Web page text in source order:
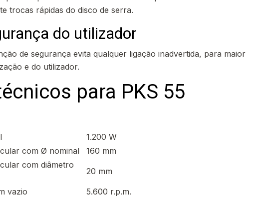
trocas rápidas do disco de serra.
do utilizador
de segurança evita qualquer ligação inadvertida, para maior
e do utilizador.
para PKS 55
1.200 W
com Ø nominal
160 mm
com diâmetro
20 mm
vazio
5.600 r.p.m.